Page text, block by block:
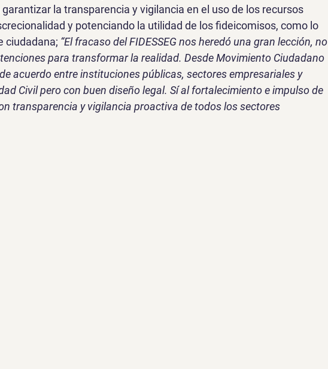
la transparencia y vigilancia en el uso de los recursos
y potenciando la utilidad de los fideicomisos, como lo
ciudadana; “El fracaso del FIDESSEG nos heredó una gran lección, no
para transformar la realidad. Desde Movimiento Ciudadano
acuerdo entre instituciones públicas, sectores empresariales y
Civil pero con buen diseño legal. Sí al fortalecimiento e impulso de
transparencia y vigilancia proactiva de todos los sectores